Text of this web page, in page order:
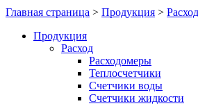
Главная страница > Продукция > Расход
Продукция
Расход
Расходомеры
Теплосчетчики
Счетчики воды
Счетчики жидкости